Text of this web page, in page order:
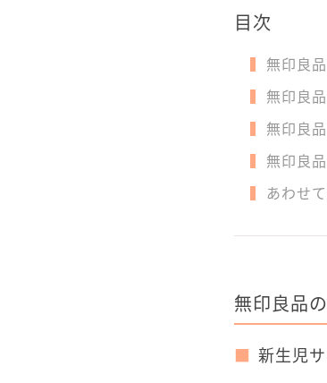
目次
無印良
無印良
無印良
無印良
あわせ
無印良品
新生児